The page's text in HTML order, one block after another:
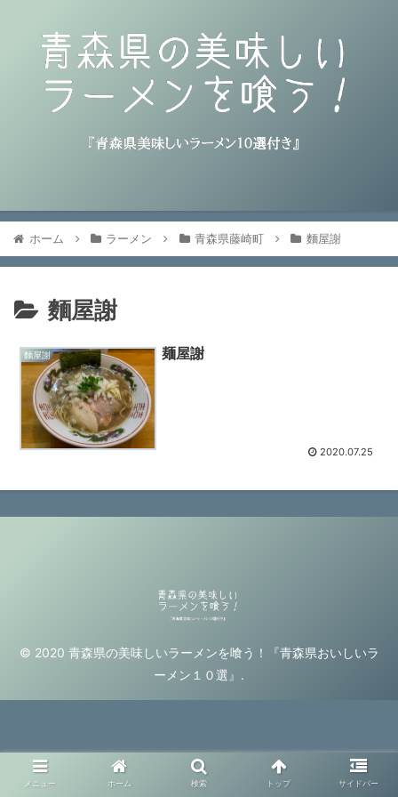
ホーム ラーメン 青森県藤崎町 麵屋謝
麵屋謝
麵屋謝 麺屋謝
2020.07.25
© 2020 青森県の美味しいラーメンを喰う！『青森県おいしいラ
ーメン１０選』.
メニュー ホーム 検索 トップ サイドバー